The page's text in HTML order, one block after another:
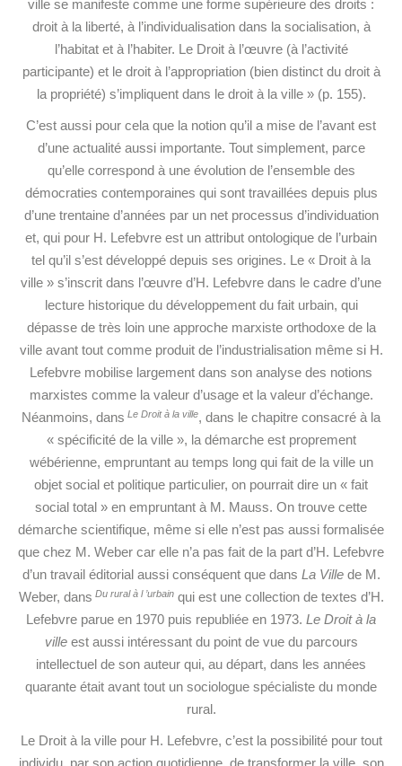
ville se manifeste comme une forme supérieure des droits :
droit à la liberté, à l’individualisation dans la socialisation, à
l’habitat et à l’habiter. Le Droit à l’œuvre (à l’activité
participante) et le droit à l’appropriation (bien distinct du droit à
la propriété) s’impliquent dans le droit à la ville » (p. 155).
C’est aussi pour cela que la notion qu’il a mise de l’avant est
d’une actualité aussi importante. Tout simplement, parce
qu’elle correspond à une évolution de l’ensemble des
démocraties contemporaines qui sont travaillées depuis plus
d’une trentaine d’années par un net processus d’individuation
et, qui pour H. Lefebvre est un attribut ontologique de l’urbain
tel qu’il s’est développé depuis ses origines. Le « Droit à la
ville » s’inscrit dans l’œuvre d’H. Lefebvre dans le cadre d’une
lecture historique du développement du fait urbain, qui
dépasse de très loin une approche marxiste orthodoxe de la
ville avant tout comme produit de l’industrialisation même si H.
Lefebvre mobilise largement dans son analyse des notions
marxistes comme la valeur d’usage et la valeur d’échange.
Néanmoins, dans Le Droit à la ville, dans le chapitre consacré à la
« spécificité de la ville », la démarche est proprement
wébérienne, empruntant au temps long qui fait de la ville un
objet social et politique particulier, on pourrait dire un « fait
social total » en empruntant à M. Mauss. On trouve cette
démarche scientifique, même si elle n’est pas aussi formalisée
que chez M. Weber car elle n’a pas fait de la part d’H. Lefebvre
d’un travail éditorial aussi conséquent que dans La Villede M.
Weber, dans Du rural à l ’urbainqui est une collection de textes d’H.
Lefebvre parue en 1970 puis republiée en 1973. Le Droit à la
villeest aussi intéressant du point de vue du parcours
intellectuel de son auteur qui, au départ, dans les années
quarante était avant tout un sociologue spécialiste du monde
rural.
Le Droit à la ville pour H. Lefebvre, c’est la possibilité pour tout